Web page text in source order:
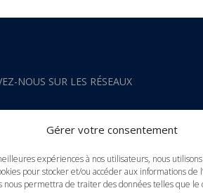
Gérer votre consentement
expériences à nos utilisateurs, nous
pour stocker et/ou accéder aux informations de
nous permettra de traiter des données telles que
NOUS SUR LES RÉSEAUX